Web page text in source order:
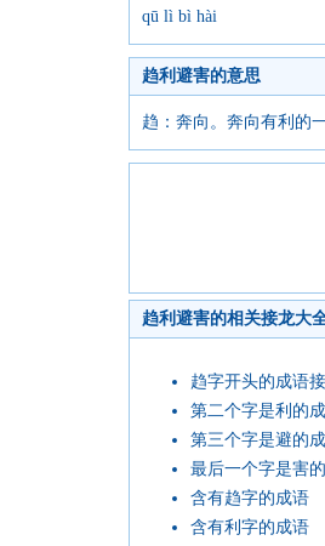
qū lì bì hài
趋利避害的意思
趋：奔向。奔向有利的
趋利避害的相关接龙大
趋字开头的成语
第二个字是利的
第三个字是避的
最后一个字是害
含有趋字的成语
含有利字的成语